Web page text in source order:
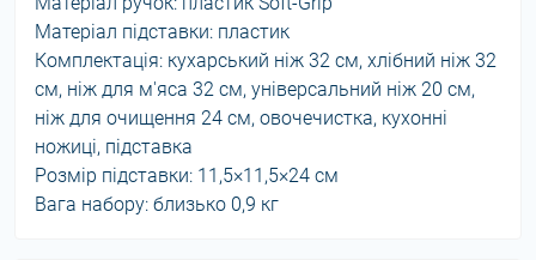
Матеріал підставки: пластик
Комплектація: кухарський ніж 32 см, хлібний ніж 32
см, ніж для м'яса 32 см, універсальний ніж 20 см,
ніж для очищення 24 см, овочечистка, кухонні
ножиці, підставка
Розмір підставки: 11,5×11,5×24 см
Вага набору: близько 0,9 кг